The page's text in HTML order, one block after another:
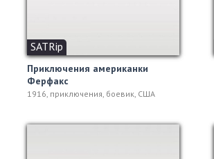
SATRip
Приключения американки
Ферфакс
1916, приключения, боевик, США